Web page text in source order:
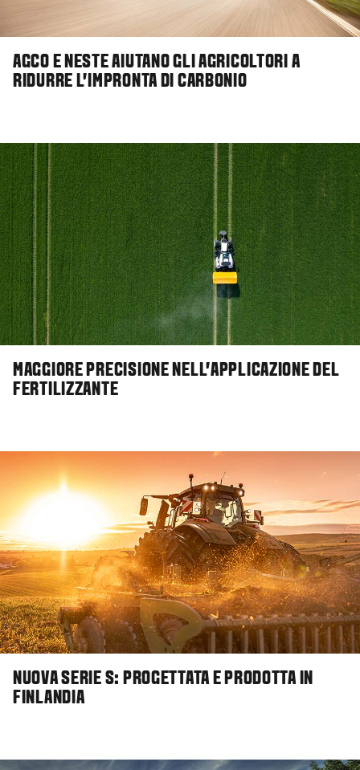
AGCO E NESTE AIUTANO GLI AGRICOLTORI A
RIDURRE L'IMPRONTA DI CARBONIO
MAGGIORE PRECISIONE NELL'APPLICAZIONE DEL
FERTILIZZANTE
NUOVA SERIE S: PROGETTATA E PRODOTTA IN
FINLANDIA